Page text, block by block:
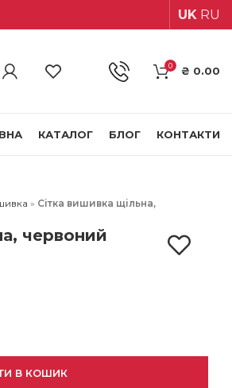
UK RU
0 ₴ 0.00
КАТАЛОГ БЛОГ КОНТАКТИ
» Сітка вишивка щільна,
червоний
В КОШИК